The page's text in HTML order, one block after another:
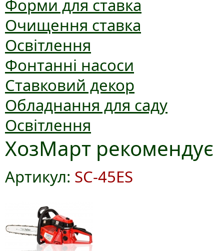
Форми для ставка
Очищення ставка
Освітлення
Фонтанні насоси
Ставковий декор
Обладнання для саду
Освітлення
ХозМарт рекомендує
Артикул: SC-45ES